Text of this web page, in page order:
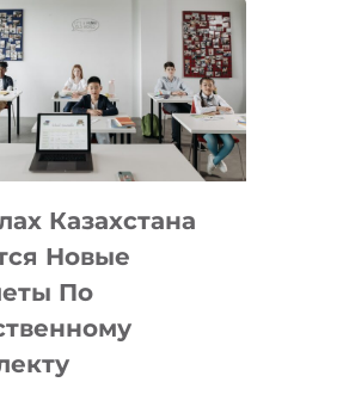
DEAL
VELOCITY
MOST
—
МЕЖДУНАРОДНУЮ
ДЛЯ
ТЕХНОЛОГИЧЕСКИХ
СТАРТАПОВ
Казахстана
Новые
По